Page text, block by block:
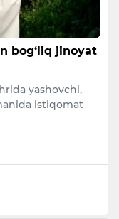
bog‘liq jinoyat
yashovchi,
istiqomat